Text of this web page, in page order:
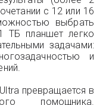
с 12 или 16
выбрать
ТБ планшет легко
задачами:
и
превращается в
помощника.